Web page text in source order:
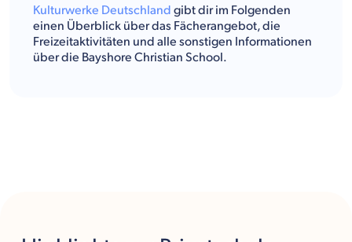
Kulturwerke Deutschland gibt dir im Folgenden
einen Überblick über das Fächerangebot, die
Freizeitaktivitäten und alle sonstigen Informationen
über die Bayshore Christian School.